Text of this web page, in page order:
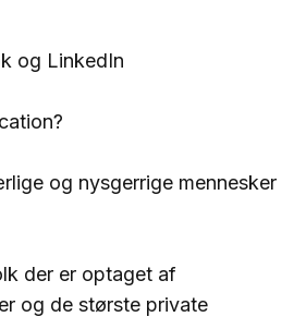
og LinkedIn
og nysgerrige mennesker
der er optaget af
og de største private